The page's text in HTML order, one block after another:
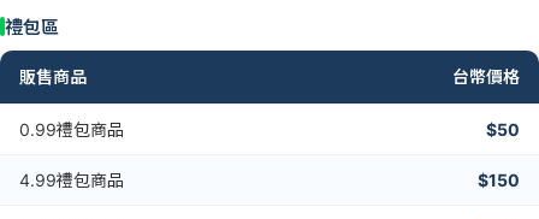
禮包區
販售商品 台幣價格
0.99禮包商品 $50
4.99禮包商品 $150